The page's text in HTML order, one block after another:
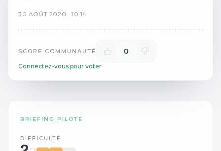
30 AOÛT 2020 ·10:14
SCORE COMMUNAUTÉ 0
Connectez-vous pour voter
BRIEFING PILOTE
DIFFICULTÉ